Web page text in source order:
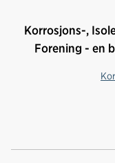
Korrosjons-,
Forening - en